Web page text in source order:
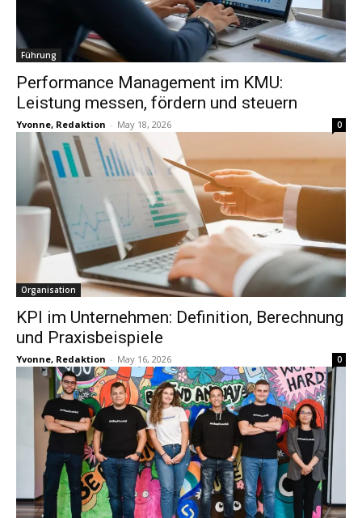
Führung
Performance Management im KMU:
Leistung messen, fördern und steuern
Yvonne, Redaktion - May 18, 2026 0
Organisation
KPI im Unternehmen: Definition, Berechnung
und Praxisbeispiele
Yvonne, Redaktion - May 16, 2026 0